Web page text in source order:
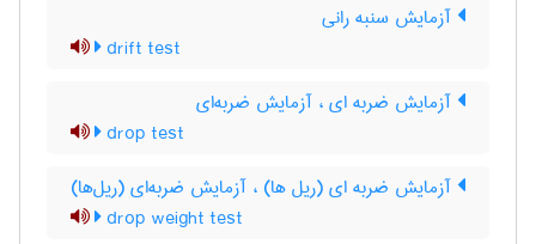
آزمایش سنبه رانی
drift test
آزمایش ضربه ای ، آزمایش ضربه‌ای
drop test
آزمایش ضربه ای (ریل ها) ، آزمایش ضربه‌ای (ریل‌ها)
drop weight test